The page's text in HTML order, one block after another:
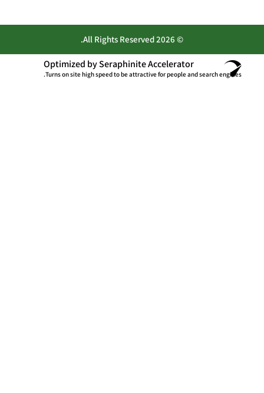
© 2026 All Rights Reserved.
Optimized by Seraphinite Accelerator
Turns on site high speed to be attractive for people and search engines.